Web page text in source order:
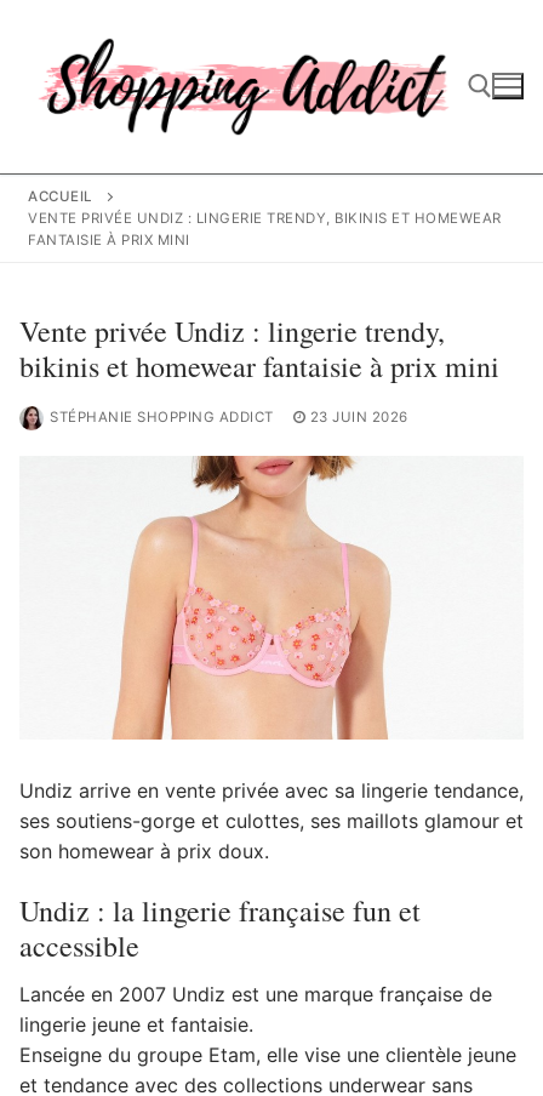
contenu
ACCUEIL
VENTE PRIVÉE UNDIZ : LINGERIE TRENDY, BIKINIS ET HOMEWEAR
FANTAISIE À PRIX MINI
Vente privée Undiz : lingerie trendy,
bikinis et homewear fantaisie à prix mini
STÉPHANIE SHOPPING ADDICT 23 JUIN 2026
Undiz arrive en vente privée avec sa lingerie tendance,
ses soutiens-gorge et culottes, ses maillots glamour et
son homewear à prix doux.
Undiz : la lingerie française fun et
accessible
Lancée en 2007 Undiz est une marque française de
lingerie jeune et fantaisie.
Enseigne du groupe Etam, elle vise une clientèle jeune
et tendance avec des collections underwear sans